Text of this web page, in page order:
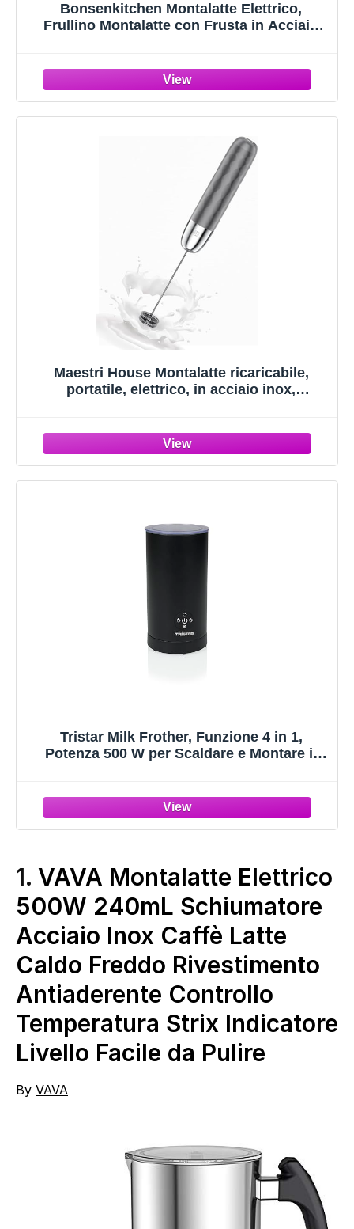
Bonsenkitchen Montalatte Elettrico,
Frullino Montalatte con Frusta in Acciaio
Cappuccino, Matcha
Maestri House Montalatte ricaricabile,
portatile, elettrico, in acciaio inox,
cappuccino, LunaFro Mini
Tristar Milk Frother, Funzione 4 in 1,
Potenza 500 W per Scaldare e Montare il
1. VAVA Montalatte Elettrico
500W 240mL Schiumatore
Acciaio Inox Caffè Latte
Caldo Freddo Rivestimento
Antiaderente Controllo
Temperatura Strix Indicatore
Livello Facile da Pulire
By VAVA